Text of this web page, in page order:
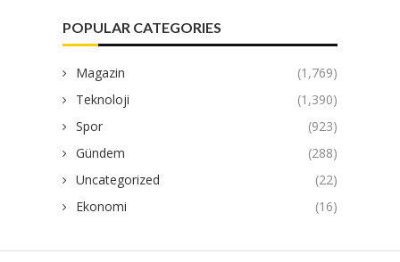
POPULAR CATEGORIES
Magazin
(1,769)
Teknoloji
(1,390)
Spor
(923)
Gündem
(288)
Uncategorized
(22)
Ekonomi
(16)